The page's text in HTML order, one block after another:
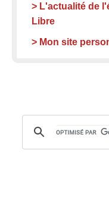
> L'actualité de
Libre
> Mon site